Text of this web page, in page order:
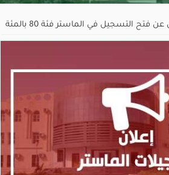
عن فتح التسجيل في الماستر فئة 80 بالمئة